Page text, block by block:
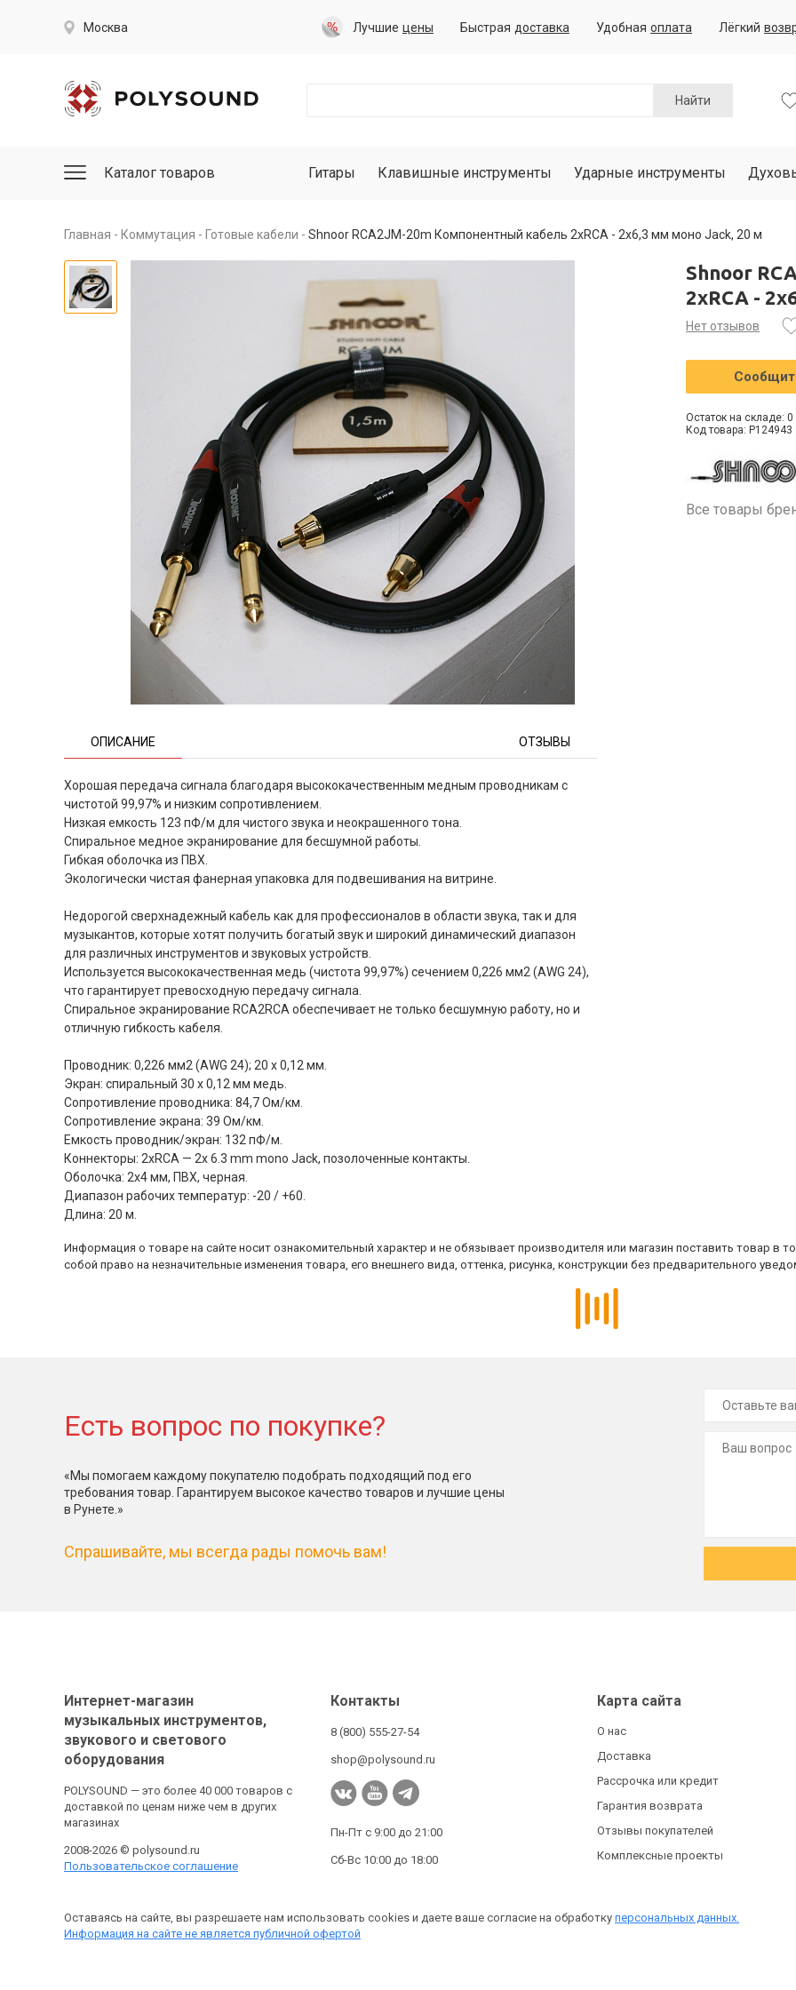
Москва Лучшие цены Быстрая доставка Удобная оплата Лёгкий
Найти
Каталог товаров Гитары Клавишные инструменты Ударные инструменты
Главная Коммутация Готовые кабели Shnoor RCA2JM-20m Компонентный кабель 2хRCA - 2х6,3 мм моно Jack, 20 м
ОПИСАНИЕ ОТЗЫВЫ
Хорошая передача сигнала благодаря высококачественным медным проводникам с
чистотой 99,97% и низким сопротивлением.
Низкая емкость 123 пФ/м для чистого звука и неокрашенного тона.
Спиральное медное экранирование для бесшумной работы.
Гибкая оболочка из ПВХ.
Экологически чистая фанерная упаковка для подвешивания на витрине.
Недорогой сверхнадежный кабель как для профессионалов в области звука, так и для
музыкантов, которые хотят получить богатый звук и широкий динамический диапазон
для различных инструментов и звуковых устройств.
Используется высококачественная медь (чистота 99,97%) сечением 0,226 мм2 (AWG 24),
что гарантирует превосходную передачу сигнала.
Спиральное экранирование RCA2RCA обеспечивает не только бесшумную работу, но и
отличную гибкость кабеля.
Проводник: 0,226 мм2 (AWG 24); 20 x 0,12 мм.
Экран: спиральный 30 x 0,12 мм медь.
Сопротивление проводника: 84,7 Ом/км.
Сопротивление экрана: 39 Ом/км.
Емкость проводник/экран: 132 пФ/м.
Коннекторы: 2хRCA — 2х 6.3 mm mono Jack, позолоченные контакты.
Оболочка: 2х4 мм, ПВХ, черная.
Диапазон рабочих температур: -20 / +60.
Длина: 20 м.
Shnoor
2хRCA -
Нет отзывов
Остаток на складе: 0
Код товара: P124943
Все товары
Информация о товаре на сайте носит ознакомительный характер и не обязывает производителя или магазин поставить товар в
собой право на незначительные изменения товара, его внешнего вида, оттенка, рисунка, конструкции без предварительного
Есть вопрос по покупке?
«Мы помогаем каждому покупателю подобрать подходящий под его
требования товар. Гарантируем высокое качество товаров и лучшие цены
в Рунете.»
Спрашивайте, мы всегда рады помочь вам!
Интернет-магазин
музыкальных инструментов,
звукового и светового
оборудования
POLYSOUND — это более 40 000 товаров с
доставкой по ценам ниже чем в других
магазинах
2008-2026 © polysound.ru
Пользовательское соглашение
Контакты
8 (800) 555-27-54
shop@polysound.ru
Пн-Пт с 9:00 до 21:00
Сб-Вс 10:00 до 18:00
Карта сайта
О нас
Доставка
Рассрочка или кредит
Гарантия возврата
Отзывы покупателей
Комплексные проекты
Оставаясь на сайте, вы разрешаете нам использовать cookies и даете ваше согласие на обработку персональных данных.
Информация на сайте не является публичной офертой